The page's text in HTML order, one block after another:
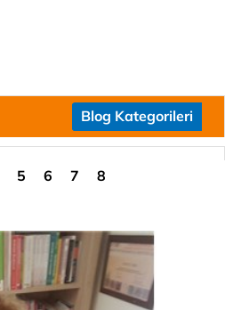
Blog Kategorileri
5 6 7 8